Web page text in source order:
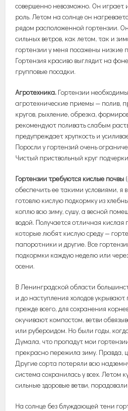
совершенно невозможно. Он играет
роль. Летом на солнце он
рядом расположенной гортензии.
сильных ветров, как летом, так и
гортензии у меня посажены низкие
Гортензия красиво выглядит на
групповые посадки.
Агротехника. Гортензии
агротехнические приемы — полив,
кругов, рыхление, обрезка,
рекомендуют поливать слабым
предупреждает хрупкость и
Поросли у гортензий очень
Чистый приствольный круг
Гортензии требуются кислые почвы
обеспечить ее такими условиями, я
готовлю кислую подкормку из
коплю всю зиму, сушу, а весной
водой. Получается отличная
которые любят кислую среду —
папоротники и другие. Все
подкормки каждую неделю или
осени.
В Ленинградской области
и до наступления холодов укрывают
прежде всего, для сохранения
окучивают компостом, ветви
или рубероидом. Но были годы,
Думала, что пропадут мои
прекрасно пережила зиму. Правда,
Другие сорта потеряли всю
система сохранилась у всех. Летом
сильные здоровые ветви,
На солнце без блуждающей тени